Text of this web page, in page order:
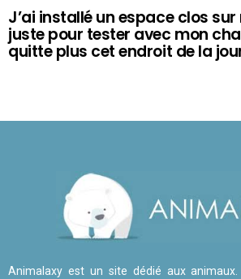
J’ai installé un espace clos
juste pour tester avec mon
quitte plus cet endroit de la
Animalaxy est un site dédié aux